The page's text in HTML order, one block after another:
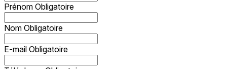
Prénom Obligatoire
Nom Obligatoire
E-mail Obligatoire